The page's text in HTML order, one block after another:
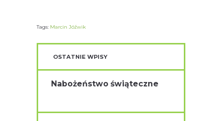
Tags: Marcin Jóźwik
OSTATNIE WPISY
Nabożeństwo świąteczne